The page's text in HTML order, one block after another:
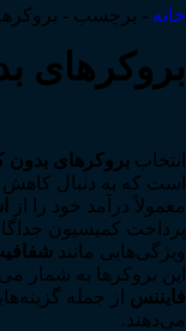
خانه - برچسب -
بروکرهای
انتخاب بروکرهای بدون
است که به دنبال کاهش
معمولاً درآمد خود را از
پرداخت کمیسیون
ویژگی‌هایی مانند
این بروکرها به شمار
فایننس از جمله
می‌دهند.